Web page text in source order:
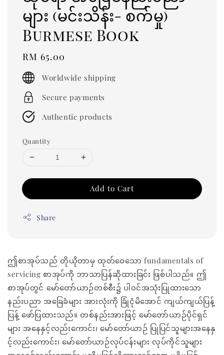
များ (မင်းသိန်း- စက်မှု)
Burmese Book
Regular
price
RM 65.00
Worldwide shipping
Secure payments
Authentic products
Quantity
Add to Cart
Share
ဤစာအုပ်သည် တိုယိုတာမှ ထုတ်ဝေသော fundamentals of
servicing စာအုပ်ကို ဘာသာပြန်ဆိုထားခြင်း ဖြစ်ပါသည်။ ဤ
စာအုပ်တွင် မော်တော်ယာဉ်တစ်စီး၌ ပါ၀င်အသုံးပြုထားသော
နည်းပညာ အခြေခံများ အားလုံးကို ခြုံငုံမိအောင် ကျယ်ကျယ်ပြန့်
ပြန့် ဖော်ပြထားသည်။ တစ်နည်းအားဖြင့် မော်တော်ယာဉ်ပိုင်ရှင်
များ အနေနှင့်လည်းကောင်း၊ မော်တော်ယာဉ် ပြုပြင်သူများအနေနှ
င့်လည်းကောင်း၊ မော်တော်ယာဉ်လုပ်ငန်းများ လုပ်ကိုင်သူများ